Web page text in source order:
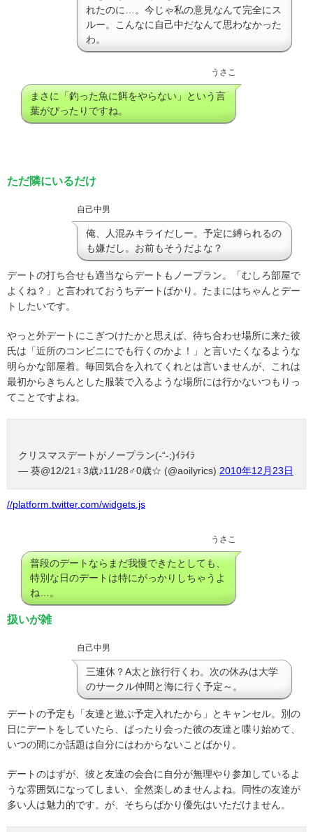
れたのに…。今じゃ私の意見なんて完全にス
ルー。こんなに自己中だなんて思わなかった
わ。
うさこ
まさに「釣った魚に餌をやらない」という言
葉がぴったりですね。
ただ隣にいるだけ
自己中男
俺、人混みキライだしー。予定に縛られるの
も嫌だし。お前もそうだよな？
デートの打ち合せも適当ならデートもノープラン。「むしろ部屋で
よくね？」と言われておうちデートばかり。たまにはちゃんとデー
トしたいです。
やっと外デートにこぎつけたかと思えば、待ち合わせ場所に来た彼
氏は「近所のコンビニにでも行くのかよ！」と言いたくなるような
明らかな部屋着。 毎回気合を入れてくれとは言いませんが、これは
最初からきちんとした服装で入るような場所には行かないつもりっ
てことですよね。
クリスマスデートがノープラン(-“-;)ｲﾗｲﾗ
— 葵@12/21♀3歳♪11/28♂0歳☆ (@aoilyrics) 2010年12月23日
//platform.twitter.com/widgets.js
うさこ
普段のデートならまだ我慢できたとしても、
特別な日のデートは特にがっかりしちゃうよ
ね…。
扱いが雑
自己中男
三連休？A太と旅行行くわ。次の休みは大学
のサークル仲間と海に行く予定～。
デートの予定も「友達と遊ぶ予定入れたから」とキャンセル。 別の
日にデートをしていたら、ばったり会った彼の友達と喋り始めて、
いつの間にか話題は自分にはわからないことばかり。
デートのはずが、彼と友達の会合に自分が無理やり参加しているよ
うな雰囲気になってしまい、全然楽しめませんよね。 同性の友達が
多い人は魅力的です。が、そちらばかり優先はいただけません。